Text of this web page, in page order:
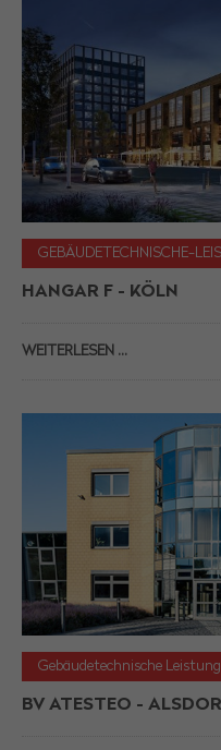
GEBÄUDETECHNISCHE-
HANGAR F - KÖLN
WEITERLESEN …
Gebäudetechnische
BV ATESTEO -